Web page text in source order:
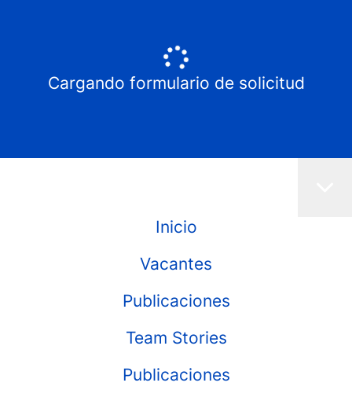
Cargando formulario de solicitud
Inicio
Vacantes
Publicaciones
Team Stories
Publicaciones